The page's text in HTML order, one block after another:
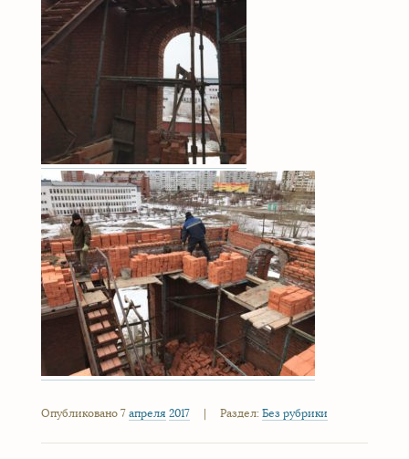
Опубликовано 7 апреля 2017 | Раздел: Без рубрики